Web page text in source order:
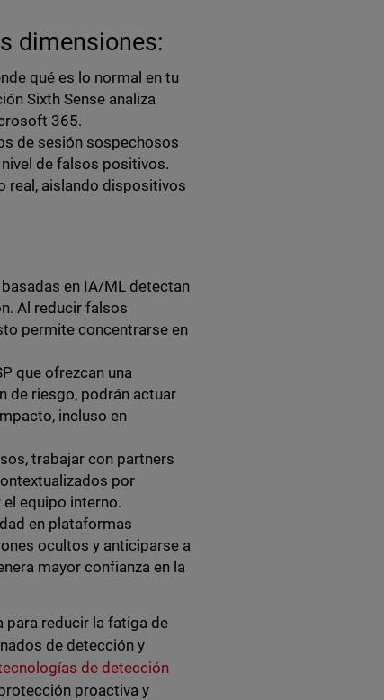
dimensiones:
qué es lo normal en tu
Sixth Sense analiza
365.
de sesión sospechosos
de falsos positivos.
real, aislando dispositivos
en IA/ML detectan
Al reducir falsos
permite concentrarse en
que ofrezcan una
de riesgo, podrán actuar
incluso en
trabajar con partners
por
equipo interno.
en plataformas
ocultos y anticiparse a
mayor confianza en la
para reducir la fatiga de
de detección y
de detección
proactiva y